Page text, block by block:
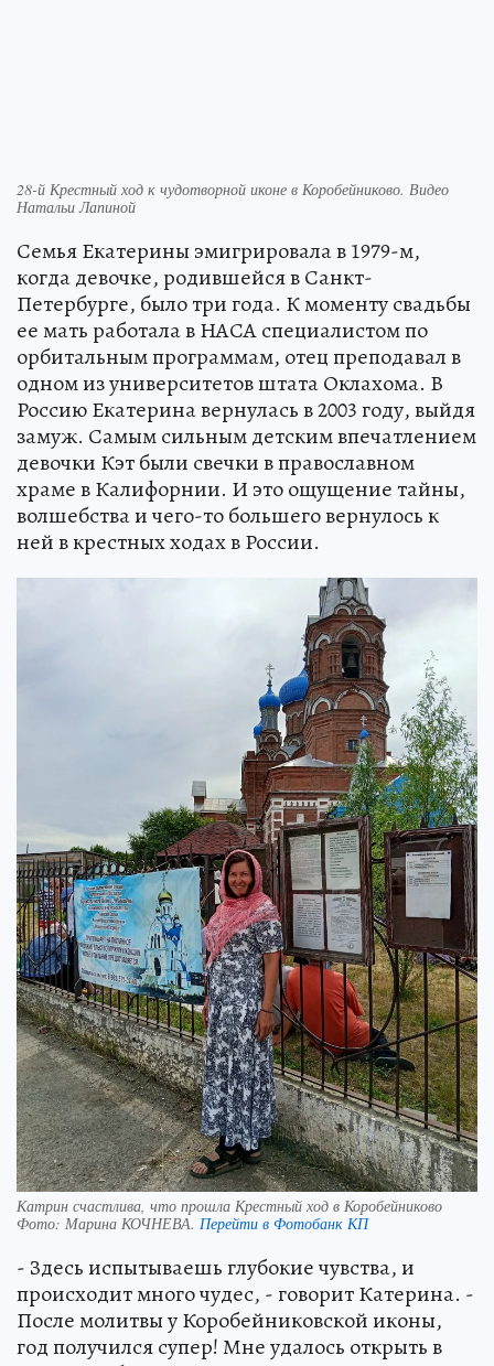
28-й Крестный ход к чудотворной иконе в Коробейниково. Видео
Натальи Лапиной
Семья Екатерины эмигрировала в 1979-м,
когда девочке, родившейся в Санкт-
Петербурге, было три года. К моменту свадьбы
ее мать работала в НАСА специалистом по
орбитальным программам, отец преподавал в
одном из университетов штата Оклахома. В
Россию Екатерина вернулась в 2003 году, выйдя
замуж. Самым сильным детским впечатлением
девочки Кэт были свечки в православном
храме в Калифорнии. И это ощущение тайны,
волшебства и чего-то большего вернулось к
ней в крестных ходах в России.
Катрин счастлива, что прошла Крестный ход в Коробейниково
Фото: Марина КОЧНЕВА. Перейти в Фотобанк КП
- Здесь испытываешь глубокие чувства, и
происходит много чудес, - говорит Катерина. -
После молитвы у Коробейниковской иконы,
год получился супер! Мне удалось открыть в